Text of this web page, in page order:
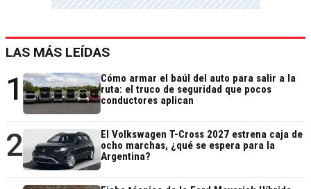
LAS MÁS LEÍDAS
1
Cómo armar el baúl del auto para salir a la
ruta: el truco de seguridad que pocos
conductores aplican
2
El Volkswagen T-Cross 2027 estrena caja de
ocho marchas, ¿qué se espera para la
Argentina?